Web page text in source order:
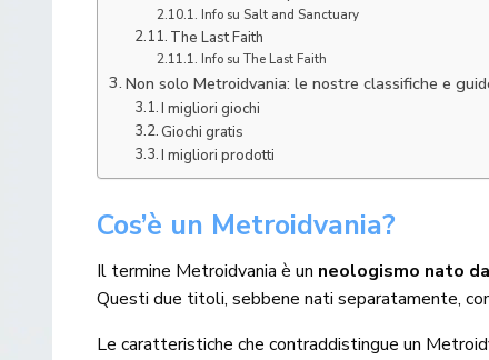
Info su Salt and Sanctuary
The Last Faith
Info su The Last Faith
Non solo Metroidvania: le nostre classifiche e
I migliori giochi
Giochi gratis
I migliori prodotti
Cos’è un Metroidvania?
Il termine Metroidvania è un neologismo nato
Questi due titoli, sebbene nati separatamente,
Le caratteristiche che contraddistingue un